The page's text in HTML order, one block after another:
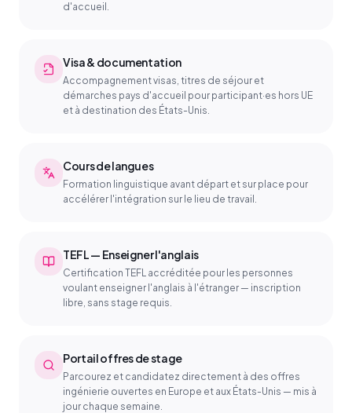
d'accueil.
Visa & documentation
Accompagnement visas, titres de séjour et
démarches pays d'accueil pour participant·es hors UE
et à destination des États-Unis.
Cours de langues
Formation linguistique avant départ et sur place pour
accélérer l'intégration sur le lieu de travail.
TEFL — Enseigner l'anglais
Certification TEFL accréditée pour les personnes
voulant enseigner l'anglais à l'étranger — inscription
libre, sans stage requis.
Portail offres de stage
Parcourez et candidatez directement à des offres
ingénierie ouvertes en Europe et aux États-Unis — mis à
jour chaque semaine.